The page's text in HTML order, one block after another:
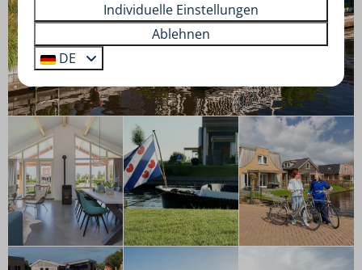
Individuelle Einstellungen
Ablehnen
DE